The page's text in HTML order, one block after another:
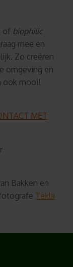
of biophilic
mee en
Zo creëren
omgeving en
ook mooi!
MET
Bakken en
Tekla